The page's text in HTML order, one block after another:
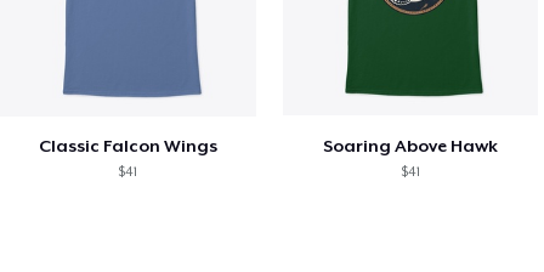
Classic Falcon Wings
$41
Soaring Above Hawk
$41